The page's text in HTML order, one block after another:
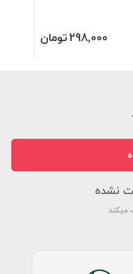
298,000تومان
نشده
میکند